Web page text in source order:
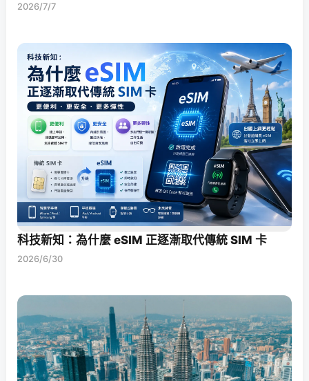
2026/7/7
科技新知：為什麼 eSIM 正逐漸取代傳統 SIM 卡
2026/6/30